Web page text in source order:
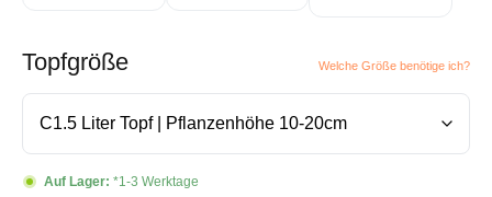
Topfgröße Welche Größe benötige ich?
Auf Lager: *1-3 Werktage